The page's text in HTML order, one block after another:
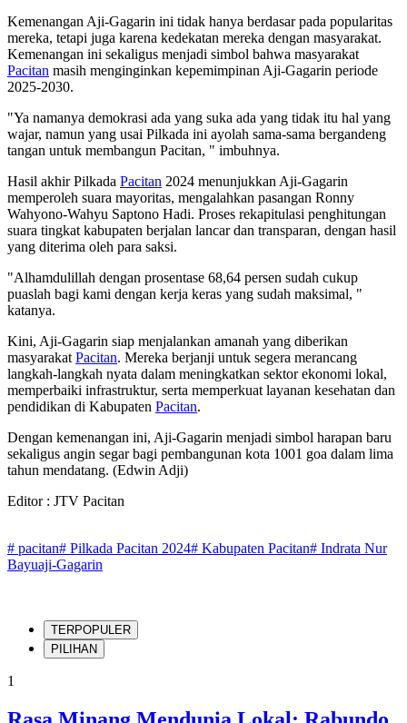
Kemenangan Aji-Gagarin ini tidak hanya berdasar pada popularitas
mereka, tetapi juga karena kedekatan mereka dengan masyarakat.
Kemenangan ini sekaligus menjadi simbol bahwa masyarakat
Pacitan masih menginginkan kepemimpinan Aji-Gagarin periode
2025-2030.
"Ya namanya demokrasi ada yang suka ada yang tidak itu hal yang
wajar, namun yang usai Pilkada ini ayolah sama-sama bergandeng
tangan untuk membangun Pacitan, " imbuhnya.
Hasil akhir Pilkada Pacitan 2024 menunjukkan Aji-Gagarin
memperoleh suara mayoritas, mengalahkan pasangan Ronny
Wahyono-Wahyu Saptono Hadi. Proses rekapitulasi penghitungan
suara tingkat kabupaten berjalan lancar dan transparan, dengan hasil
yang diterima oleh para saksi.
"Alhamdulillah dengan prosentase 68,64 persen sudah cukup
puaslah bagi kami dengan kerja keras yang sudah maksimal, "
katanya.
Kini, Aji-Gagarin siap menjalankan amanah yang diberikan
masyarakat Pacitan. Mereka berjanji untuk segera merancang
langkah-langkah nyata dalam meningkatkan sektor ekonomi lokal,
memperbaiki infrastruktur, serta memperkuat layanan kesehatan dan
pendidikan di Kabupaten Pacitan.
Dengan kemenangan ini, Aji-Gagarin menjadi simbol harapan baru
sekaligus angin segar bagi pembangunan kota 1001 goa dalam lima
tahun mendatang. (Edwin Adji)
Editor : JTV Pacitan
# pacitan# Pilkada Pacitan 2024# Kabupaten Pacitan# Indrata Nur
Bayuaji-Gagarin
TERPOPULER
PILIHAN
1